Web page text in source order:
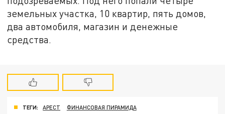
земельных участка, 10 квартир, пять домов,
два автомобиля, магазин и денежные
средства.
ТЕГИ: АРЕСТ
ФИНАНСОВАЯ ПИРАМИДА